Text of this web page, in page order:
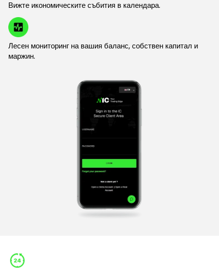
Вижте икономическите събития в календара.
Лесен мониторинг на вашия баланс, собствен капитал и
маржин.